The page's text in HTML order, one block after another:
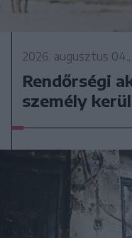
2026. augusztus
Rendőrségi
személy